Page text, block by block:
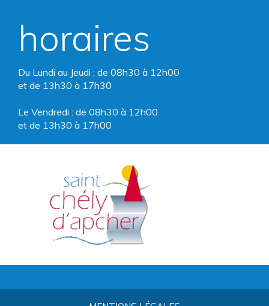
horaires
Du Lundi au Jeudi : de 08h30 à 12h00
et de 13h30 à 17h30
Le Vendredi : de 08h30 à 12h00
et de 13h30 à 17h00